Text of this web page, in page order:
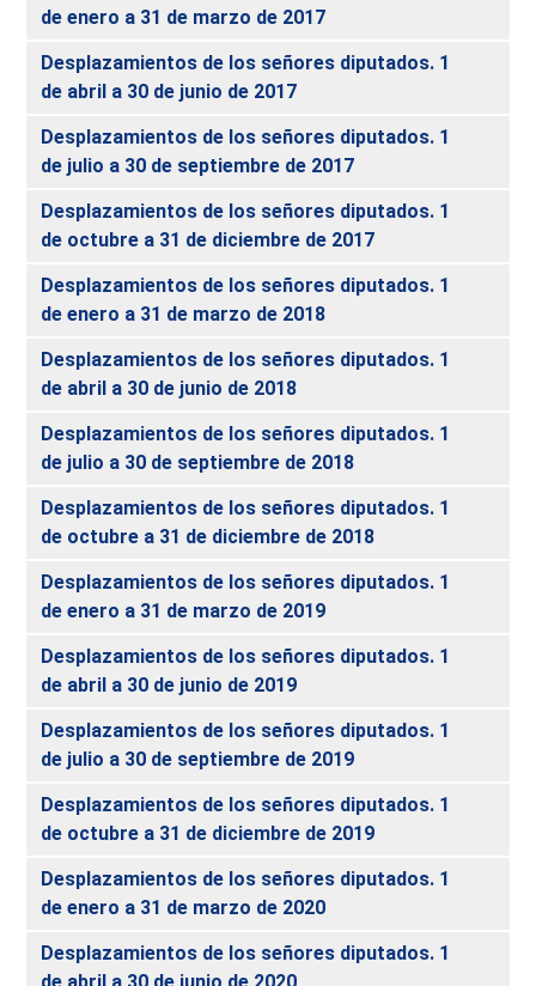
de enero a 31 de marzo de 2017
Desplazamientos de los señores diputados. 1
de abril a 30 de junio de 2017
Desplazamientos de los señores diputados. 1
de julio a 30 de septiembre de 2017
Desplazamientos de los señores diputados. 1
de octubre a 31 de diciembre de 2017
Desplazamientos de los señores diputados. 1
de enero a 31 de marzo de 2018
Desplazamientos de los señores diputados. 1
de abril a 30 de junio de 2018
Desplazamientos de los señores diputados. 1
de julio a 30 de septiembre de 2018
Desplazamientos de los señores diputados. 1
de octubre a 31 de diciembre de 2018
Desplazamientos de los señores diputados. 1
de enero a 31 de marzo de 2019
Desplazamientos de los señores diputados. 1
de abril a 30 de junio de 2019
Desplazamientos de los señores diputados. 1
de julio a 30 de septiembre de 2019
Desplazamientos de los señores diputados. 1
de octubre a 31 de diciembre de 2019
Desplazamientos de los señores diputados. 1
de enero a 31 de marzo de 2020
Desplazamientos de los señores diputados. 1
de abril a 30 de junio de 2020